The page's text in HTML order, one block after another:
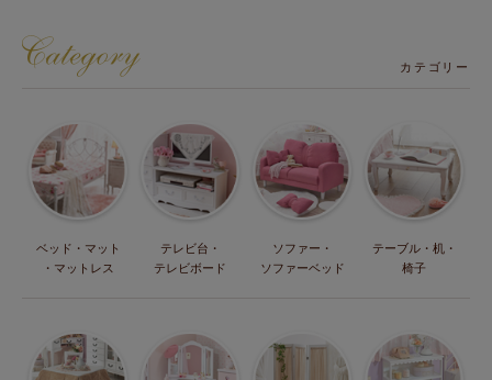
カテゴリー
ベッド・マット
・マットレス
テレビ台・
テレビボード
ソファー・
ソファーベッド
テーブル・机・
椅子